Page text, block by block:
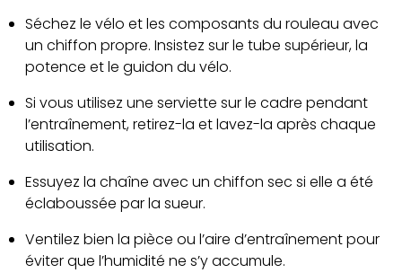
Séchez le vélo et les composants du rouleau avec
un chiffon propre. Insistez sur le tube supérieur, la
potence et le guidon du vélo.
Si vous utilisez une serviette sur le cadre pendant
l’entraînement, retirez-la et lavez-la après chaque
utilisation.
Essuyez la chaîne avec un chiffon sec si elle a été
éclaboussée par la sueur.
Ventilez bien la pièce ou l’aire d’entraînement pour
éviter que l’humidité ne s’y accumule.